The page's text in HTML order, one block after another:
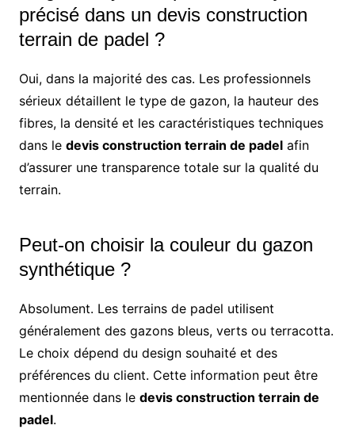
précisé dans un devis construction
terrain de padel ?
Oui, dans la majorité des cas. Les professionnels
sérieux détaillent le type de gazon, la hauteur des
fibres, la densité et les caractéristiques techniques
dans le devis construction terrain de padelafin
d’assurer une transparence totale sur la qualité du
terrain.
Peut-on choisir la couleur du gazon
synthétique ?
Absolument. Les terrains de padel utilisent
généralement des gazons bleus, verts ou terracotta.
Le choix dépend du design souhaité et des
préférences du client. Cette information peut être
mentionnée dans le devis construction terrain de
padel.